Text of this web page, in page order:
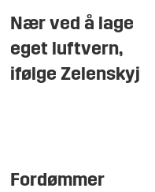
Nær ved å lage
eget luftvern,
ifølge Zelenskyj
Fordømmer